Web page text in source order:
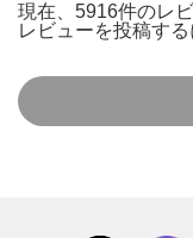
現在、5916件のレ
レビューを投稿する